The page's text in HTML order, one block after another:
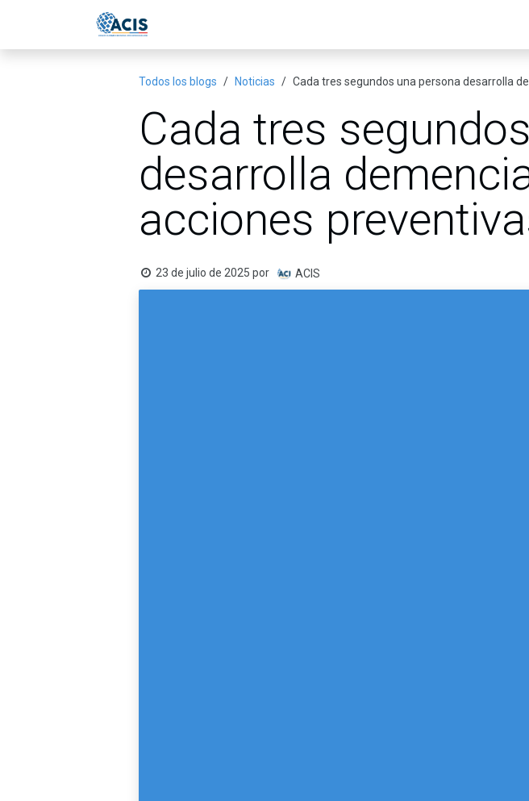
Todos los blogs Noticias Cada tres segundos una persona desarrolla
Cada tres
desarrolla
acciones
23 de julio de 2025 por ACIS